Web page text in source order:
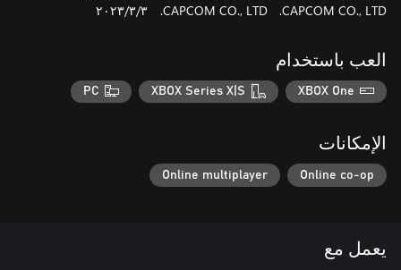
CAPCOM CO., LTD.
CAPCOM CO., LTD. ٣‏/٣‏/٢٠٢٣
العب باستخدام
XBOX One
XBOX Series X|S
PC
الإمكانات
Online co-op
Online multiplayer
يعمل مع